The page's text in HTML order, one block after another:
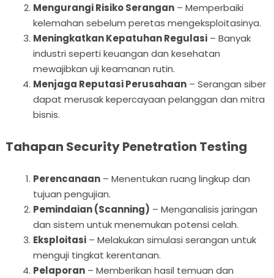
Mengurangi Risiko Serangan– Memperbaiki
kelemahan sebelum peretas mengeksploitasinya.
Meningkatkan Kepatuhan Regulasi– Banyak
industri seperti keuangan dan kesehatan
mewajibkan uji keamanan rutin.
Menjaga Reputasi Perusahaan– Serangan siber
dapat merusak kepercayaan pelanggan dan mitra
bisnis.
Tahapan Security Penetration Testing
Perencanaan– Menentukan ruang lingkup dan
tujuan pengujian.
Pemindaian (Scanning) – Menganalisis jaringan
dan sistem untuk menemukan potensi celah.
Eksploitasi– Melakukan simulasi serangan untuk
menguji tingkat kerentanan.
Pelaporan– Memberikan hasil temuan dan